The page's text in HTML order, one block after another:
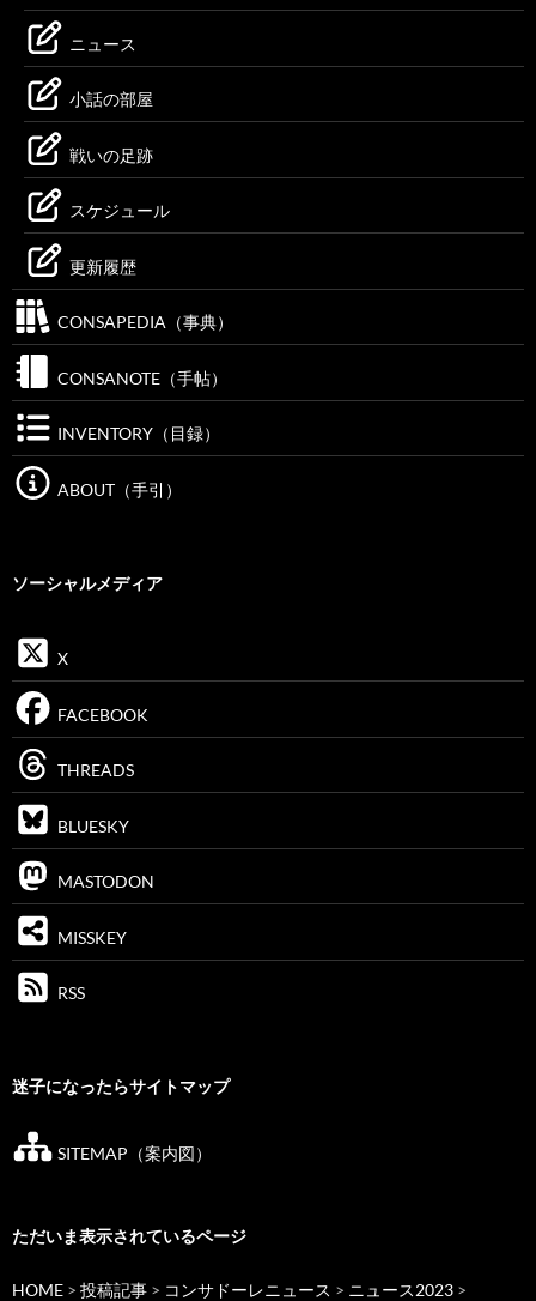
ニュース
小話の部屋
戦いの足跡
スケジュール
更新履歴
CONSAPEDIA（事典）
CONSANOTE（手帖）
INVENTORY（目録）
ABOUT（手引）
ソーシャルメディア
X
FACEBOOK
THREADS
BLUESKY
MASTODON
MISSKEY
RSS
迷子になったらサイトマップ
SITEMAP（案内図）
ただいま表示されているページ
HOME > 投稿記事 > コンサドーレニュース > ニュース2023 >